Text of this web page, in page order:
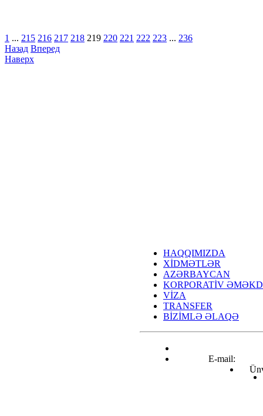
1 ... 215 216 217 218 219 220 221 222 223 ... 236
Назад Вперед
Наверх
HAQQIMIZDA
XİDMƏTLƏR
AZƏRBAYCAN
KORPORATİV
VİZA
TRANSFER
BİZİMLƏ ƏLAQƏ
E-mail:
info@airtravel.az
Nizami küçəsi 221C, Bakı